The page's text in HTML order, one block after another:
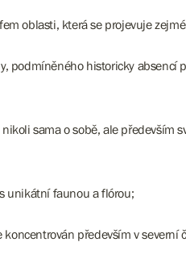
oblasti, která se projevuje
historicky absencí
sama o sobě, ale především
unikátní faunou a flórou;
především v severní